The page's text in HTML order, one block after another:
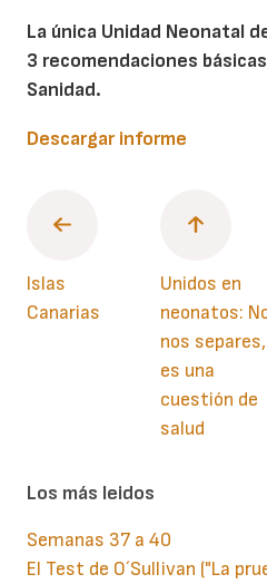
La única Unidad Neonatal
3 recomendaciones
Sanidad.
Descargar informe
Islas
Canarias
Unidos en
neonatos:
nos separes,
es una
cuestión de
salud
Los más leidos
Semanas 37 a 40
El Test de O´Sullivan ("La